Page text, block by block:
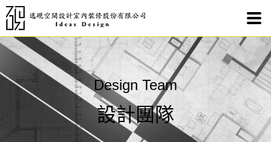
Design Team
設計團隊